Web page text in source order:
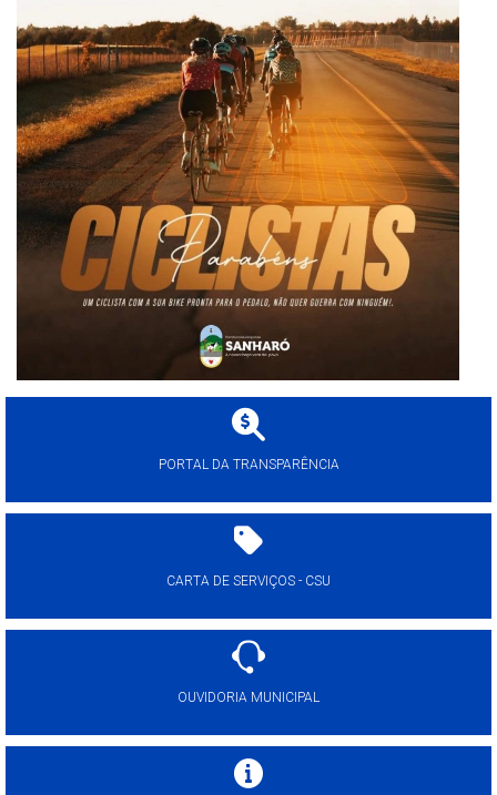
PORTAL DA TRANSPARÊNCIA
CARTA DE SERVIÇOS - CSU
OUVIDORIA MUNICIPAL